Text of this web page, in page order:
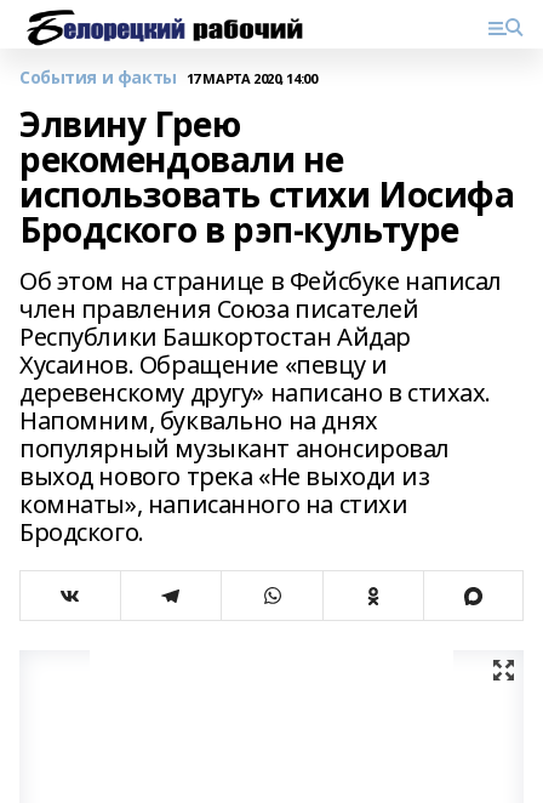
События и факты 17 МАРТА 2020, 14:00
Элвину Грею
рекомендовали не
использовать стихи Иосифа
Бродского в рэп-культуре
Об этом на странице в Фейсбуке написал
член правления Союза писателей
Республики Башкортостан Айдар
Хусаинов. Обращение «певцу и
деревенскому другу» написано в стихах.
Напомним, буквально на днях
популярный музыкант анонсировал
выход нового трека «Не выходи из
комнаты», написанного на стихи
Бродского.